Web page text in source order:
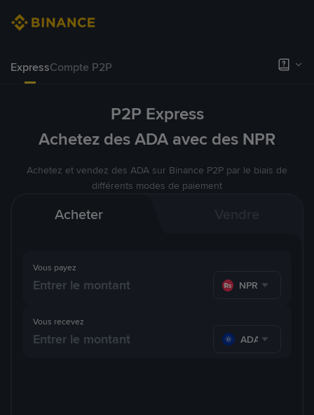
ExpressCompte P2P
P2P Express
Achetez des ADA avec des NPR
Achetez et vendez des ADA sur Binance P2P par le biais de
différents modes de paiement
Acheter
Vous payez
NPR
Vous recevez
ADA